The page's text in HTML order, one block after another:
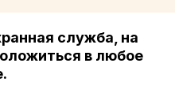
служба, на
в любое